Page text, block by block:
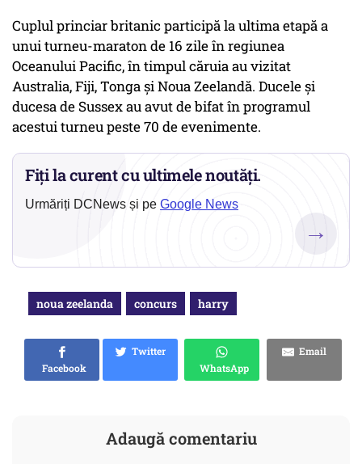
Cuplul princiar britanic participă la ultima etapă a
unui turneu-maraton de 16 zile în regiunea
Oceanului Pacific, în timpul căruia au vizitat
Australia, Fiji, Tonga şi Noua Zeelandă. Ducele şi
ducesa de Sussex au avut de bifat în programul
acestui turneu peste 70 de evenimente.
Fiți la curent cu ultimele noutăți.
Urmăriți DCNews și pe Google News
→
noua zeelanda concurs harry
Facebook
Twitter
WhatsApp
Email
Adaugă comentariu